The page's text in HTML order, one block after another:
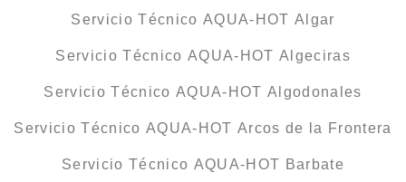
Servicio Técnico AQUA-HOT Algar
Servicio Técnico AQUA-HOT Algeciras
Servicio Técnico AQUA-HOT Algodonales
Servicio Técnico AQUA-HOT Arcos de la Frontera
Servicio Técnico AQUA-HOT Barbate